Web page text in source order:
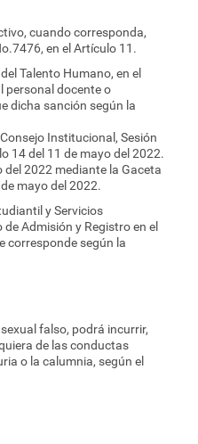
cuando corresponda,
en el Artículo 11.
Talento Humano, en el
personal docente o
dicha sanción según la
Institucional, Sesión
14 del 11 de mayo del 2022.
2022 mediante la Gaceta
mayo del 2022.
y Servicios
Admisión y Registro en el
corresponde según la
falso, podrá incurrir,
de las conductas
o la calumnia, según el